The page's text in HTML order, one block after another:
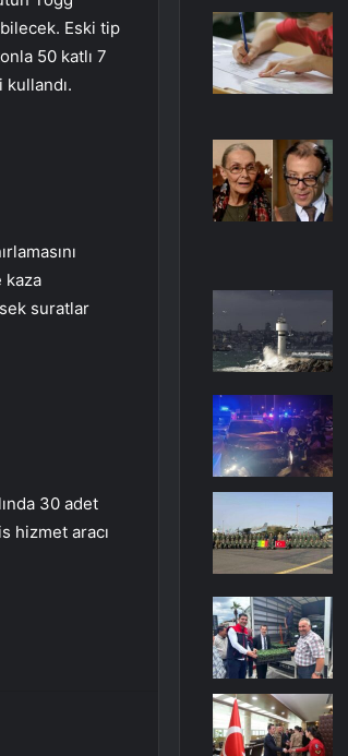
Eski tip
50 katlı 7
kaza
suratlar
30 adet
hizmet aracı